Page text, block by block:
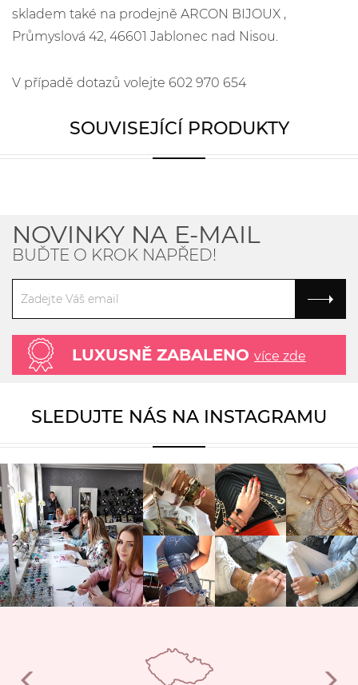
skladem také na prodejně ARCON BIJOUX ,
Průmyslová 42, 46601 Jablonec nad Nisou.
V případě dotazů volejte 602 970 654
SOUVISEJÍCÍ PRODUKTY
NOVINKY NA E-MAIL
BUĎTE O KROK NAPŘED!
LUXUSNĚ ZABALENO více zde
SLEDUJTE NÁS NA INSTAGRAMU